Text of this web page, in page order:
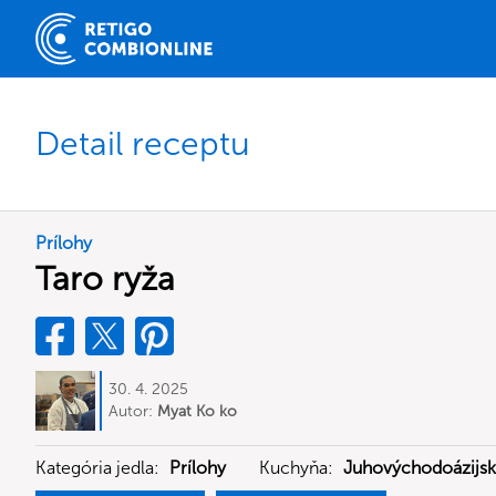
Detail receptu
Prílohy
Taro ryža
30. 4. 2025
Autor: Myat Ko ko
Kategória jedla: Prílohy Kuchyňa: